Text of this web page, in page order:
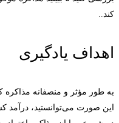
کند..
اهداف یادگیری
به طور مؤثر و منصفانه مذاکره
این صورت می‌توانستید، درآمد